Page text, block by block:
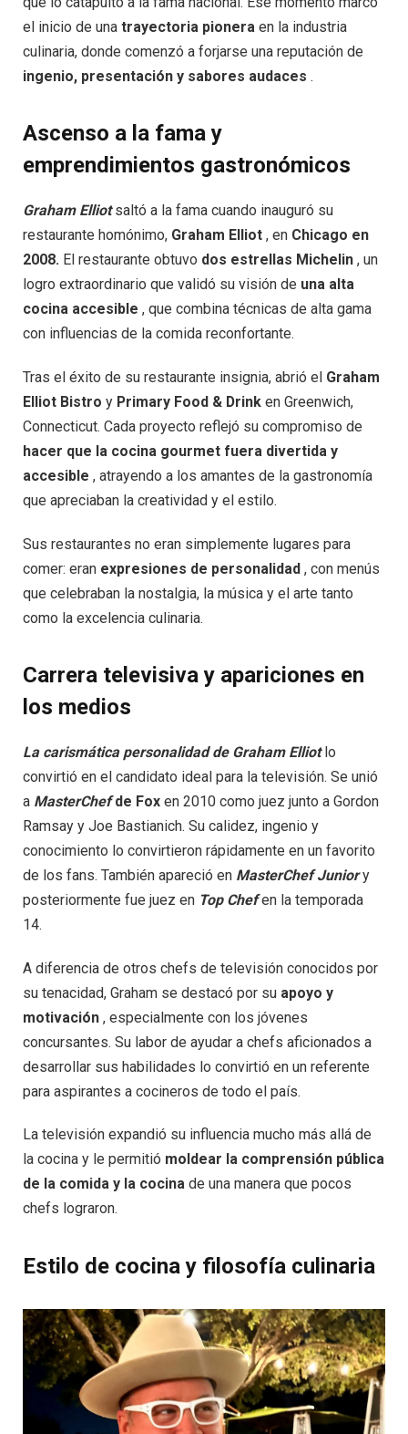
el inicio de una trayectoria pionera en la industria
culinaria, donde comenzó a forjarse una reputación de
ingenio, presentación y sabores audaces .
Ascenso a la fama y
emprendimientos gastronómicos
Graham Elliotsaltó a la fama cuando inauguró su
restaurante homónimo, Graham Elliot , en Chicago en
2008. El restaurante obtuvo dos estrellas Michelin , un
logro extraordinario que validó su visión de una alta
cocina accesible , que combina técnicas de alta gama
con influencias de la comida reconfortante.
Tras el éxito de su restaurante insignia, abrió el Graham
Elliot Bistro y Primary Food & Drink en Greenwich,
Connecticut. Cada proyecto reflejó su compromiso de
hacer que la cocina gourmet fuera divertida y
accesible , atrayendo a los amantes de la gastronomía
que apreciaban la creatividad y el estilo.
Sus restaurantes no eran simplemente lugares para
comer: eran expresiones de personalidad , con menús
que celebraban la nostalgia, la música y el arte tanto
como la excelencia culinaria.
Carrera televisiva y apariciones en
los medios
La carismática personalidad de Graham Elliotlo
convirtió en el candidato ideal para la televisión. Se unió
a MasterChefde Fox en 2010 como juez junto a Gordon
Ramsay y Joe Bastianich. Su calidez, ingenio y
conocimiento lo convirtieron rápidamente en un favorito
de los fans. También apareció en MasterChef Juniory
posteriormente fue juez en Top Chefen la temporada
14.
A diferencia de otros chefs de televisión conocidos por
su tenacidad, Graham se destacó por su apoyo y
motivación , especialmente con los jóvenes
concursantes. Su labor de ayudar a chefs aficionados a
desarrollar sus habilidades lo convirtió en un referente
para aspirantes a cocineros de todo el país.
La televisión expandió su influencia mucho más allá de
la cocina y le permitió moldear la comprensión pública
de la comida y la cocina de una manera que pocos
chefs lograron.
Estilo de cocina y filosofía culinaria